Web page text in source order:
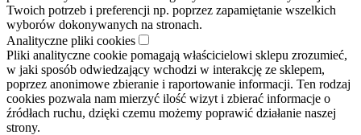
Twoich potrzeb i preferencji np. poprzez zapamiętanie wszelkich
wyborów dokonywanych na stronach.
Analityczne pliki cookies
Pliki analityczne cookie pomagają właścicielowi sklepu zrozumieć,
w jaki sposób odwiedzający wchodzi w interakcję ze sklepem,
poprzez anonimowe zbieranie i raportowanie informacji. Ten rodzaj
cookies pozwala nam mierzyć ilość wizyt i zbierać informacje o
źródłach ruchu, dzięki czemu możemy poprawić działanie naszej
strony.